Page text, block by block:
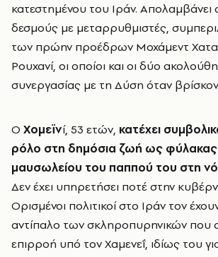
κατεστημένου του Ιράν. Απολαμβάνει
δεσμούς με μεταρρυθμιστές,
των πρώην προέδρων Μοχάμεντ
Ρουχανί, οι οποίοι και οι δύο
συνεργασίας με τη Δύση όταν
Ο Χομεϊνί, 53 ετών, κατέχει
ρόλο στη δημόσια ζωή ως
μαυσωλείου του παππού του στη
Δεν έχει υπηρετήσει ποτέ στην
Ορισμένοι πολιτικοί στο Ιράν τον
αντίπαλο των σκληροπυρηνικών που
επιρροή υπό τον Χαμενεΐ, ιδίως του